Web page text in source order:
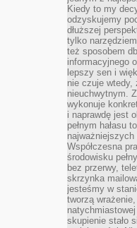
Kiedy to my
odzyskujemy
dłuższej
tylko
też sposobem
informacyjnego
lepszy sen i
nie czuje wtedy,
nieuchwytnym.
wykonuje
i naprawdę jest
pełnym hałasu
Współczesna
środowisku
bez przerwy,
skrzynka
jesteśmy w
tworzą
skupienie stało